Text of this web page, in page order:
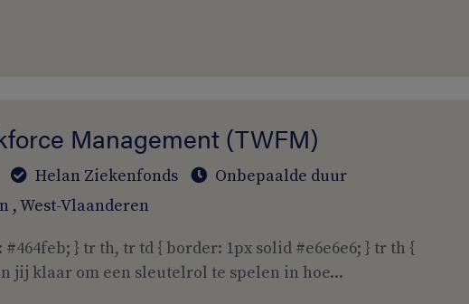
Management (TWFM)
Helan Ziekenfonds
Onbepaalde duur
,West-Vlaanderen
} tr th, tr td { border: 1px solid #e6e6e6; } tr th {
jij klaar om een sleutelrol te spelen in hoe...